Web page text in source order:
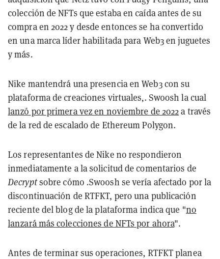
colección de NFTs que estaba en caída antes de su
compra en 2022 y desde entonces se ha convertido
en una marca líder habilitada para Web3 en juguetes
y más.
Nike mantendrá una presencia en Web3 con su
plataforma de creaciones virtuales,. Swoosh la cual
lanzó por primera vez en noviembre de 2022a través
de la red de escalado de Ethereum Polygon.
Los representantes de Nike no respondieron
inmediatamente a la solicitud de comentarios de
Decryptsobre cómo .Swoosh se vería afectado por la
discontinuación de RTFKT, pero una publicación
reciente del blog de la plataforma indica que "no
lanzará más colecciones de NFTs por ahora".
Antes de terminar sus operaciones, RTFKT planea